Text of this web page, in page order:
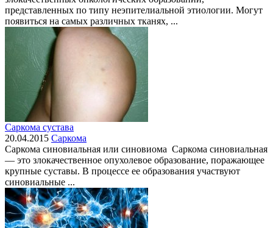
представленных по типу неэпителиальной этиологии. Могут
появиться на самых различных тканях, ...
Саркома сустава
20.04.2015 Саркома
Саркома синовиальная или синовиома Саркома синовиальная
— это злокачественное опухолевое образование, поражающее
крупные суставы. В процессе ее образования участвуют
синовиальные ...